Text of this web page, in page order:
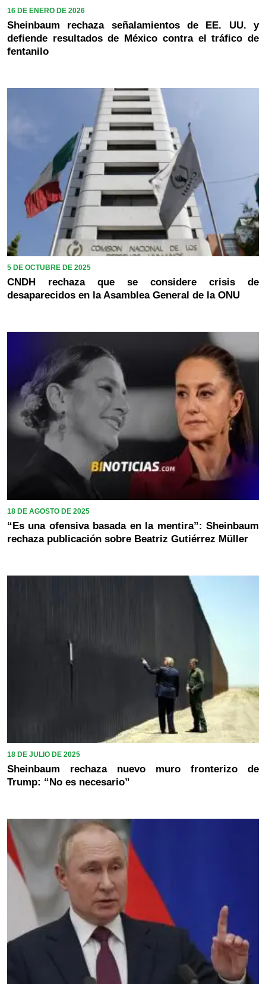
16 DE ENERO DE 2026
Sheinbaum rechaza señalamientos de EE. UU. y
defiende resultados de México contra el tráfico de
fentanilo
5 DE OCTUBRE DE 2025
CNDH rechaza que se considere crisis de
desaparecidos en la Asamblea General de la ONU
18 DE AGOSTO DE 2025
“Es una ofensiva basada en la mentira”: Sheinbaum
rechaza publicación sobre Beatriz Gutiérrez Müller
18 DE JULIO DE 2025
Sheinbaum rechaza nuevo muro fronterizo de
Trump: “No es necesario”